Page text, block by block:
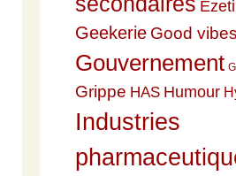
Geekerie Good vibes
Gouvernement
Grippe HAS Humour
Industries